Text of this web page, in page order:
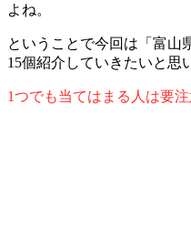
よね。
ということで今回は「富山
15個紹介していきたいと思
1つでも当てはまる人は要注